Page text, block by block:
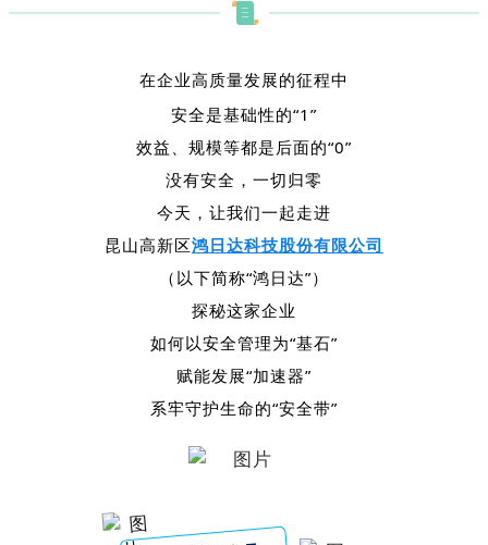
在企业高质量发展的征程中
安全是基础性的“1”
效益、规模等都是后面的“0”
没有安全，一切归零
今天，让我们一起走进
昆山高新区鸿日达科技股份有限公司
（以下简称“鸿日达”）
探秘这家企业
如何以安全管理为“基石”
赋能发展“加速器”
系牢守护生命的“安全带”